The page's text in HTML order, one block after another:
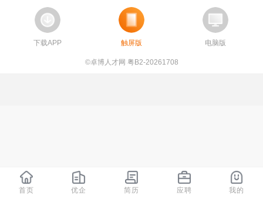
下载APP 触屏版 电脑版
©卓博人才网 粤B2-20261708
首页 优企 简历 应聘 我的